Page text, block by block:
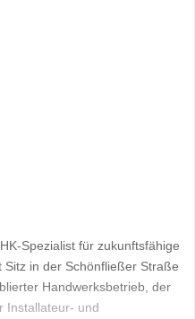
Spezialist für zukunftsfähige
in der Schönfließer Straße
Handwerksbetrieb, der
Installateur- und